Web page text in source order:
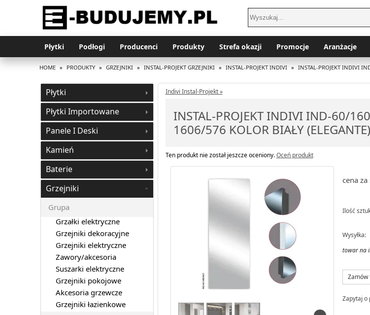
Płytki Podłogi Producenci Produkty Strefa okazji Promocje Aranżacje
HOME » PRODUKTY » GRZEJNIKI » INSTAL-PROJEKT GRZEJNIKI » INSTAL-PROJEKT INDIVI » INSTAL-PROJEKT INDIVI
Indivi Instal-Projekt »
INSTAL-PROJEKT INDIVI IND-60/
1606/576 KOLOR BIAŁY (ELEGANTE)
Ten produkt nie został jeszcze oceniony.Oceń produkt
cena za
Ilość
Wysyłka:
towar na
Zamów
Zapytaj o
Płytki
Płytki Importowane
Panele I Deski
Kamień
Baterie
Grzejniki
Grupa
Grzałki elektryczne
Grzejniki dekoracyjne
Grzejniki elektryczne
Zawory/akcesoria
Suszarki elektryczne
Grzejniki pokojowe
Akcesoria grzewcze
Grzejniki łazienkowe